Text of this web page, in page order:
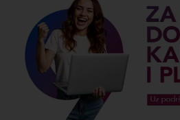
ŠTA DOBIJATE
UČENJE NA DALJINU
DIPLOME I SERTIFIKATI
O IT AKADEMIJI